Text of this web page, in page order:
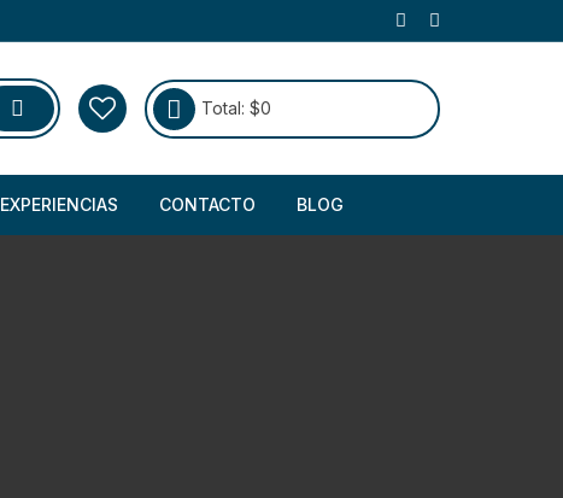
Total: $0
EXPERIENCIAS CONTACTO BLOG